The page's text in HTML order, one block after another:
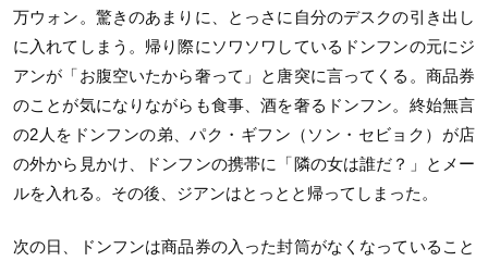
万ウォン。驚きのあまりに、とっさに自分のデスクの引き出し
に入れてしまう。帰り際にソワソワしているドンフンの元にジ
アンが「お腹空いたから奢って」と唐突に言ってくる。商品券
のことが気になりながらも食事、酒を奢るドンフン。終始無言
の2人をドンフンの弟、パク・ギフン（ソン・セビョク）が店
の外から見かけ、ドンフンの携帯に「隣の女は誰だ？」とメー
ルを入れる。その後、ジアンはとっとと帰ってしまった。
次の日、ドンフンは商品券の入った封筒がなくなっていること